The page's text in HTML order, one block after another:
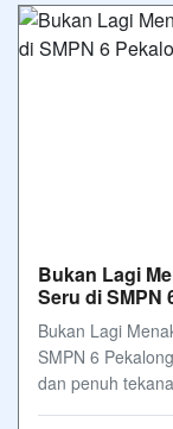
Bukan Lagi
Seru di SMPN
Bukan Lagi
SMPN 6
dan penuh